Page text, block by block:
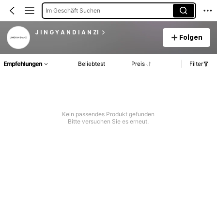
Im Geschäft Suchen
J I N G Y A N D I A N ZI
Folgen
Empfehlungen Beliebtest Preis Filter
Kein passendes Produkt gefunden
Bitte versuchen Sie es erneut.